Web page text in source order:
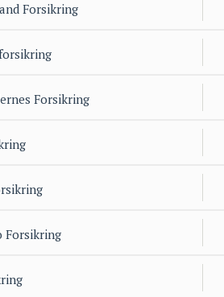
Forsikring
Forsikring
Forsikring